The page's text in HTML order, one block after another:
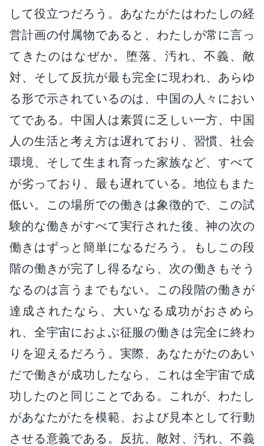
して役立つだろう。あなたがたはわたしの経
営計画の付属物であると、わたしが常に言っ
てきたのはなぜか。堕落、汚れ、不義、敵
対、そして反抗が最も完全に現われ、あらゆ
る形で示されているのは、中国の人々におい
てである。中国人は素質に乏しい一方、中国
人の生活と考え方は遅れており、習慣、社会
環境、そして生まれ育った家族など、すべて
が劣っており、最も遅れている。地位もまた
低い。この場所での働きは象徴的で、この試
験的な働きがすべて実行された後、神の次の
働きはずっと簡単になるだろう。もしこの段
階の働きが完了し得るなら、次の働きもそう
なるのは言うまでもない。この段階の働きが
達成されたなら、大いなる成功がおさめら
れ、全宇宙におよぶ征服の働きは完全に終わ
りを迎えるだろう。実際、あなたがたのあい
だで働きが成功したなら、これは全宇宙で成
功したのと同じことである。これが、わたし
があなたがたを模範、および見本として行動
させる意義である。反抗、敵対、汚れ、不義